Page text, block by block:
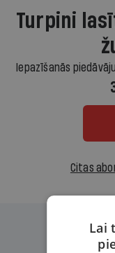
Turpini
Iepazīšanās
Citas
Lai